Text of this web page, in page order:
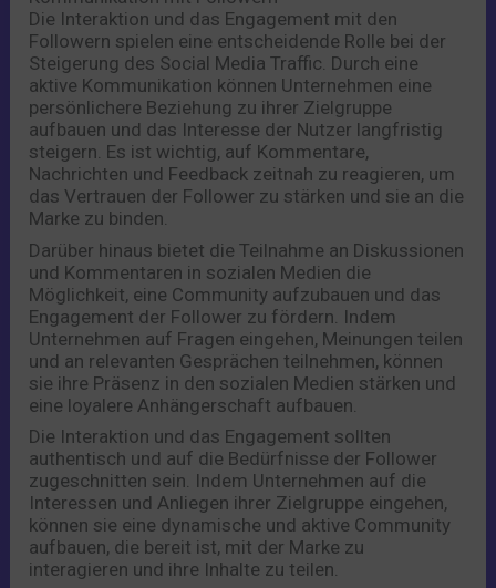
Die Interaktion und das Engagement mit den
Followern spielen eine entscheidende Rolle bei der
Steigerung des Social Media Traffic. Durch eine
aktive Kommunikation können Unternehmen eine
persönlichere Beziehung zu ihrer Zielgruppe
aufbauen und das Interesse der Nutzer langfristig
steigern. Es ist wichtig, auf Kommentare,
Nachrichten und Feedback zeitnah zu reagieren, um
das Vertrauen der Follower zu stärken und sie an die
Marke zu binden.
Darüber hinaus bietet die Teilnahme an Diskussionen
und Kommentaren in sozialen Medien die
Möglichkeit, eine Community aufzubauen und das
Engagement der Follower zu fördern. Indem
Unternehmen auf Fragen eingehen, Meinungen teilen
und an relevanten Gesprächen teilnehmen, können
sie ihre Präsenz in den sozialen Medien stärken und
eine loyalere Anhängerschaft aufbauen.
Die Interaktion und das Engagement sollten
authentisch und auf die Bedürfnisse der Follower
zugeschnitten sein. Indem Unternehmen auf die
Interessen und Anliegen ihrer Zielgruppe eingehen,
können sie eine dynamische und aktive Community
aufbauen, die bereit ist, mit der Marke zu
interagieren und ihre Inhalte zu teilen.